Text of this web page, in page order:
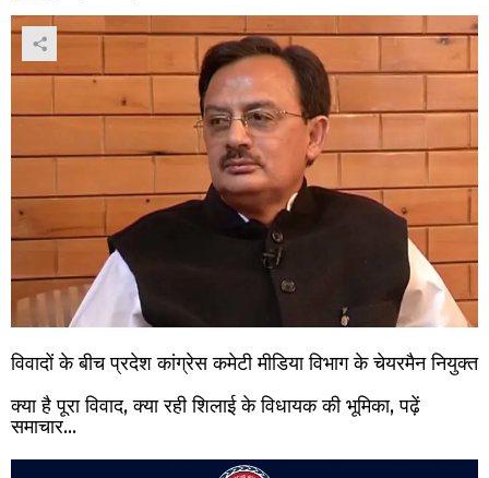
विवादों के बीच प्रदेश कांग्रेस कमेटी मीडिया विभाग के चेयरमैन नियुक्त
क्या है पूरा विवाद, क्या रही शिलाई के विधायक की भूमिका, पढ़ें
समाचार…